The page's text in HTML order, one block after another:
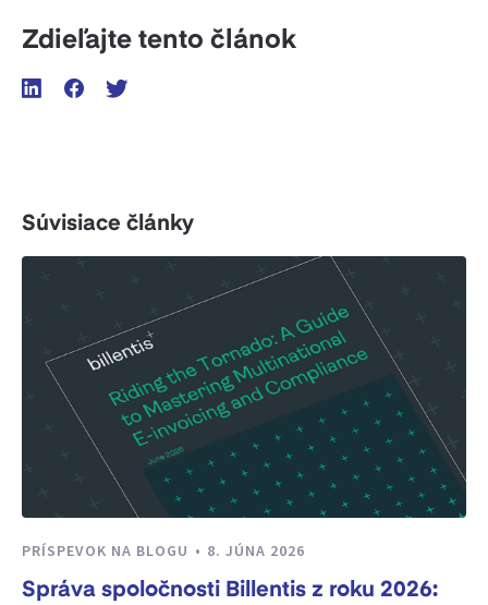
Zdieľajte tento článok
Súvisiace články
PRÍSPEVOK NA BLOGU 8. JÚNA 2026
Správa spoločnosti Billentis z roku 2026: